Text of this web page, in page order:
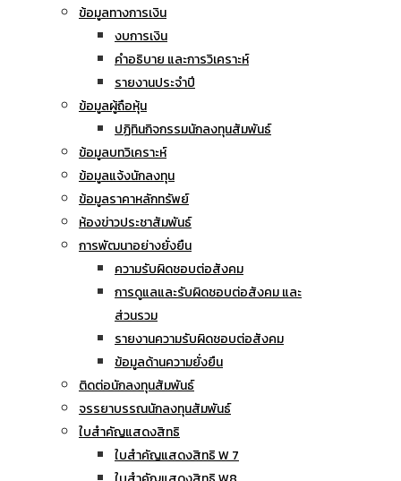
ข้อมูลทางการเงิน
งบการเงิน
คำอธิบาย และการวิเคราะห์
รายงานประจำปี
ข้อมูลผู้ถือหุ้น
ปฏิทินกิจกรรมนักลงทุนสัมพันธ์
ข้อมูลบทวิเคราะห์
ข้อมูลแจ้งนักลงทุน
ข้อมูลราคาหลักทรัพย์
ห้องข่าวประชาสัมพันธ์
การพัฒนาอย่างยั่งยืน
ความรับผิดชอบต่อสังคม
การดูแลและรับผิดชอบต่อสังคม และ
ส่วนรวม
รายงานความรับผิดชอบต่อสังคม
ข้อมูลด้านความยั่งยืน
ติดต่อนักลงทุนสัมพันธ์
จรรยาบรรณนักลงทุนสัมพันธ์
ใบสำคัญแสดงสิทธิ
ใบสำคัญแสดงสิทธิ W 7